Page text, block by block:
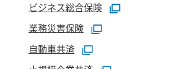
ビジネス総合保険
業務災害保険
自動車共済